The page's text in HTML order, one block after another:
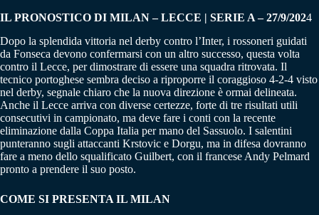
IL PRONOSTICO DI MILAN – LECCE | SERIE A – 27/9/2024
Dopo la splendida vittoria nel derby contro l’Inter, i rossoneri guidati
da Fonseca devono confermarsi con un altro successo, questa volta
contro il Lecce, per dimostrare di essere una squadra ritrovata. Il
tecnico portoghese sembra deciso a riproporre il coraggioso 4-2-4 visto
nel derby, segnale chiaro che la nuova direzione è ormai delineata.
Anche il Lecce arriva con diverse certezze, forte di tre risultati utili
consecutivi in campionato, ma deve fare i conti con la recente
eliminazione dalla Coppa Italia per mano del Sassuolo. I salentini
punteranno sugli attaccanti Krstovic e Dorgu, ma in difesa dovranno
fare a meno dello squalificato Guilbert, con il francese Andy Pelmard
pronto a prendere il suo posto.
COME SI PRESENTA IL MILAN